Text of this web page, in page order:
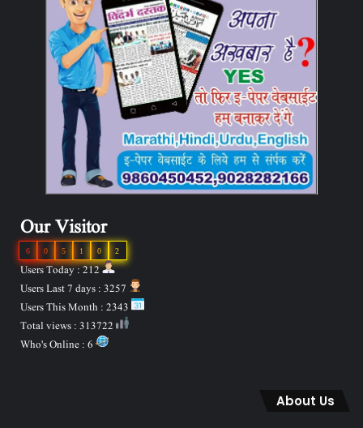
Our Visitor
2
0
1
5
0
6
Users Today : 212
About Us